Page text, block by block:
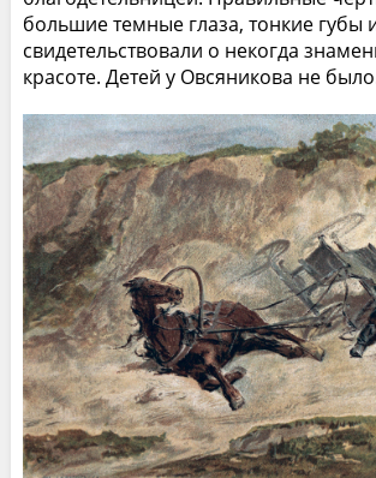
большие темные глаза, тонкие губы
свидетельствовали о некогда
красоте. Детей у Овсяникова не